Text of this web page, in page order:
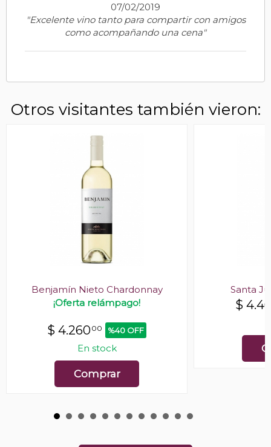
07/02/2019
"Excelente vino tanto para compartir con amigos
como acompañando una cena"
Otros visitantes también vieron:
Benjamín Nieto Chardonnay
¡Oferta relámpago!
$ 4.26000 %40 OFF
En stock
Comprar
Santa
$